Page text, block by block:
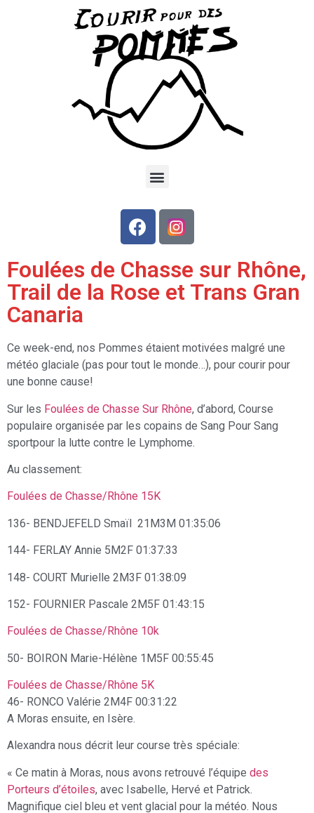
Foulées de Chasse sur Rhône,
Trail de la Rose et Trans Gran
Canaria
Ce week-end, nos Pommes étaient motivées malgré une
météo glaciale (pas pour tout le monde…), pour courir pour
une bonne cause!
Sur les Foulées de Chasse Sur Rhône, d’abord, Course
populaire organisée par les copains de Sang Pour Sang
sportpour la lutte contre le Lymphome.
Au classement:
Foulées de Chasse/Rhône 15K
136- BENDJEFELD Smaïl 21M3M 01:35:06
144- FERLAY Annie 5M2F 01:37:33
148- COURT Murielle 2M3F 01:38:09
152- FOURNIER Pascale 2M5F 01:43:15
Foulées de Chasse/Rhône 10k
50- BOIRON Marie-Hélène 1M5F 00:55:45
Foulées de Chasse/Rhône 5K
46- RONCO Valérie 2M4F 00:31:22
A Moras ensuite, en Isère.
Alexandra nous décrit leur course très spéciale:
« Ce matin à Moras, nous avons retrouvé l’équipe des
Porteurs d’étoiles, avec Isabelle, Hervé et Patrick.
Magnifique ciel bleu et vent glacial pour la météo. Nous